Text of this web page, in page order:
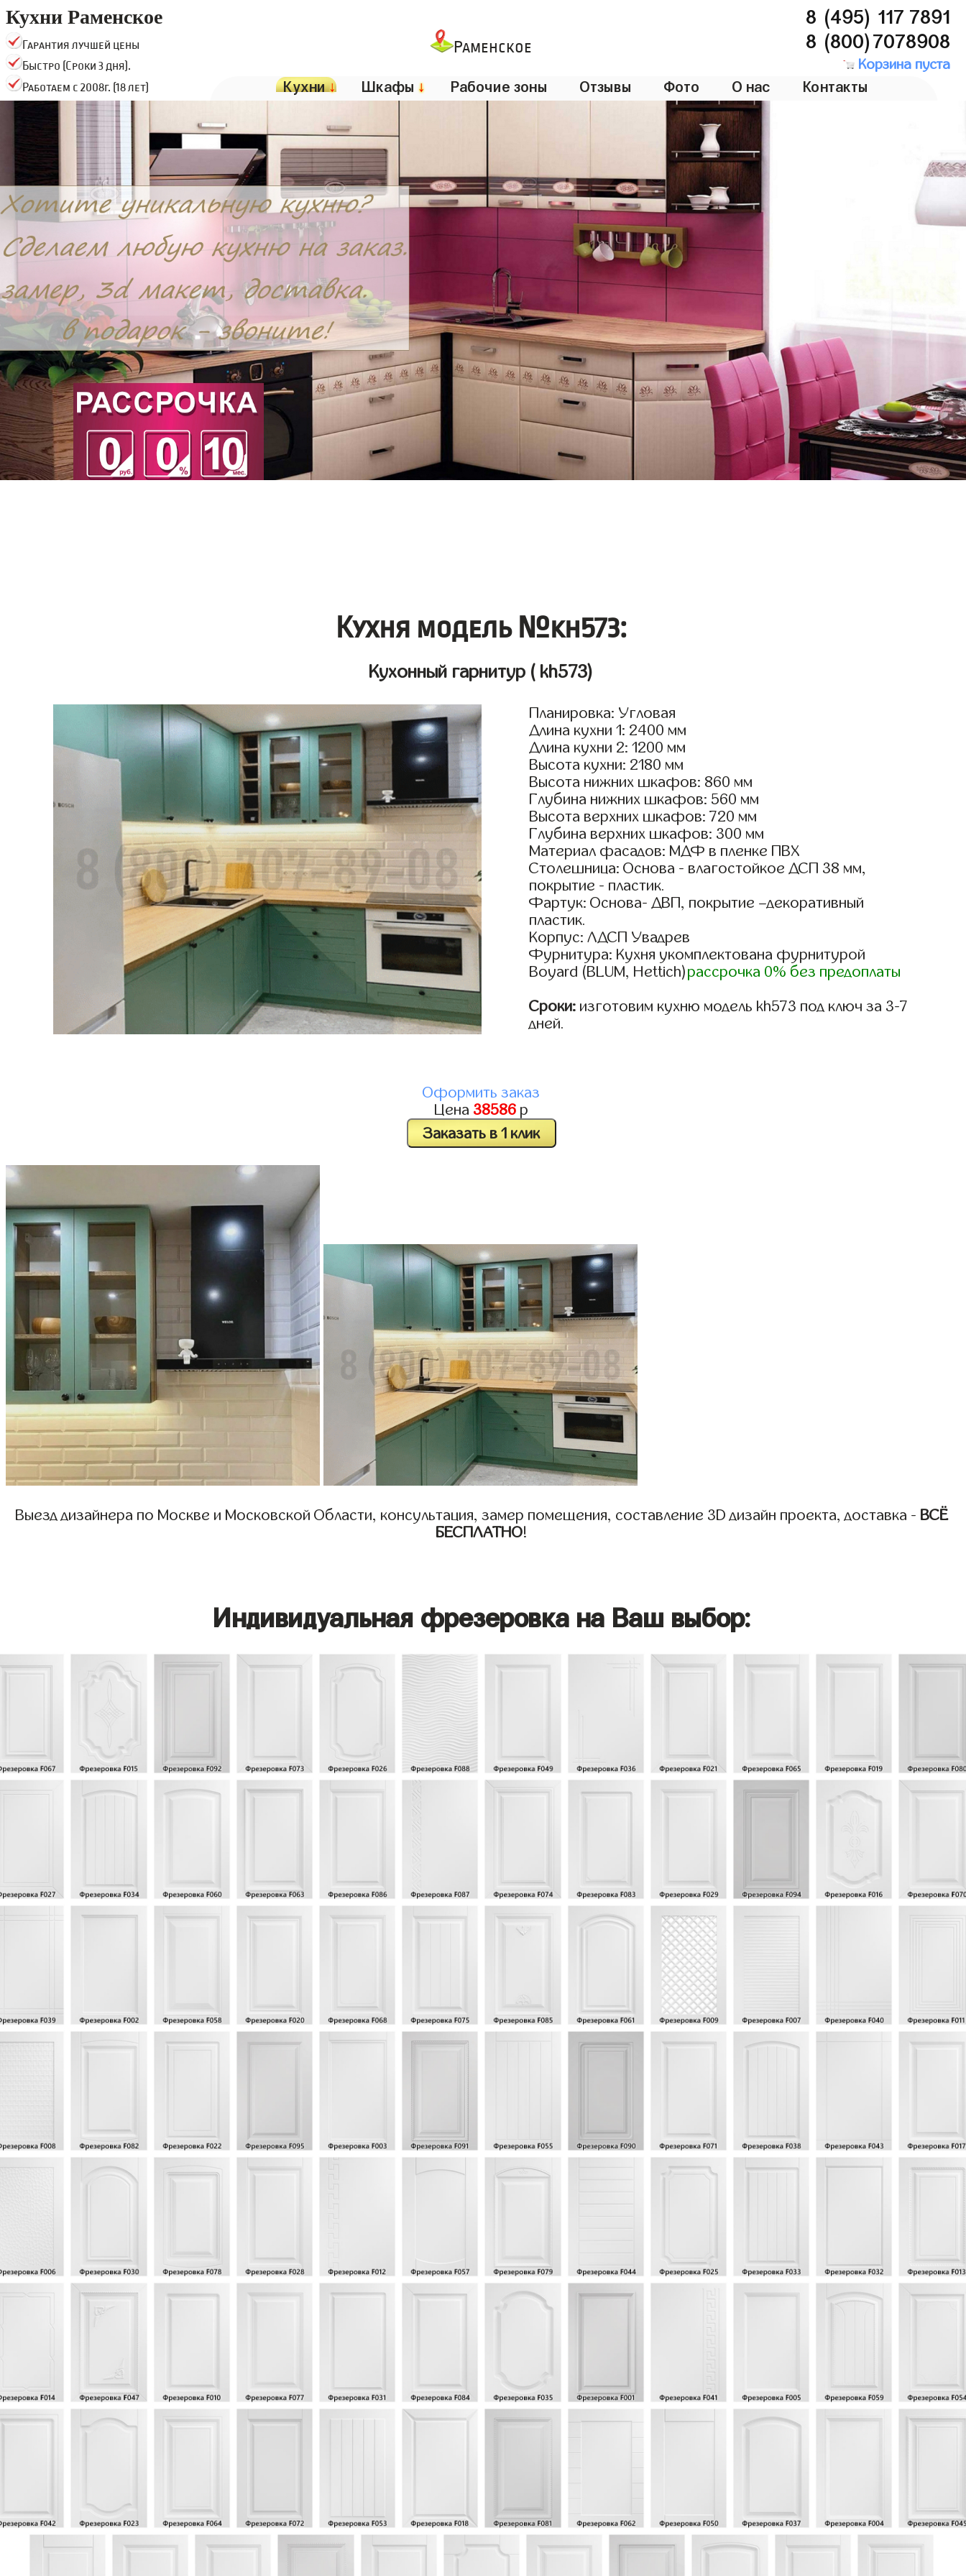
Кухни Раменское
Гарантия лучшей цены
Быстро (Сроки 3 дня).
Работаем с 2008г. (18 лет)
Раменское
8 (495) 117 7891
8 (800)7078908
Корзина пуста
Кухни↓ Шкафы ↓ Рабочие зоны Отзывы Фото О нас Контакты
Кухня модель №kh573:
Кухонный гарнитур ( kh573)
Планировка: Угловая
Длина кухни 1: 2400 мм
Длина кухни 2: 1200 мм
Высота кухни: 2180 мм
Высота нижних шкафов: 860 мм
Глубина нижних шкафов: 560 мм
Высота верхних шкафов: 720 мм
Глубина верхних шкафов: 300 мм
Материал фасадов: МДФ в пленке ПВХ
Столешница: Основа - влагостойкое ДСП 38 мм,
покрытие - пластик.
Фартук: Основа- ДВП, покрытие –декоративный
пластик.
Корпус: ЛДСП Увадрев
Фурнитура: Кухня укомплектована фурнитурой
Boyard (BLUM, Hettich)рассрочка 0% без предоплаты
Сроки: изготовим кухню модель kh573 под ключ за 3-7
дней.
Оформить заказ
Цена 38586 р
Заказать в 1 клик
Выезд дизайнера по Москве и Московской Области, консультация, замер помещения, составление 3D дизайн проекта, доставка - ВСЁ
БЕСПЛАТНО!
Индивидуальная фрезеровка на Ваш выбор: